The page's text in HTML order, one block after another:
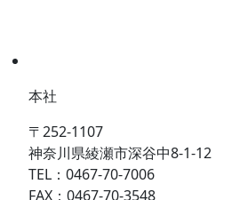
本社
〒252-1107
神奈川県綾瀬市深谷中8-1-12
TEL：0467-70-7006
FAX：0467-70-3548